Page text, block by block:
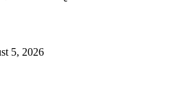
5, 2026